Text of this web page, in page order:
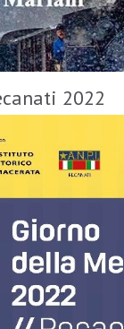
2022